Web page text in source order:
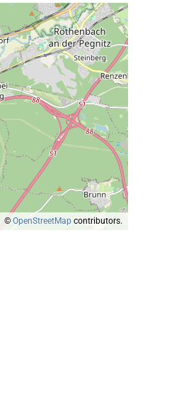
© OpenStreetMap contributors.